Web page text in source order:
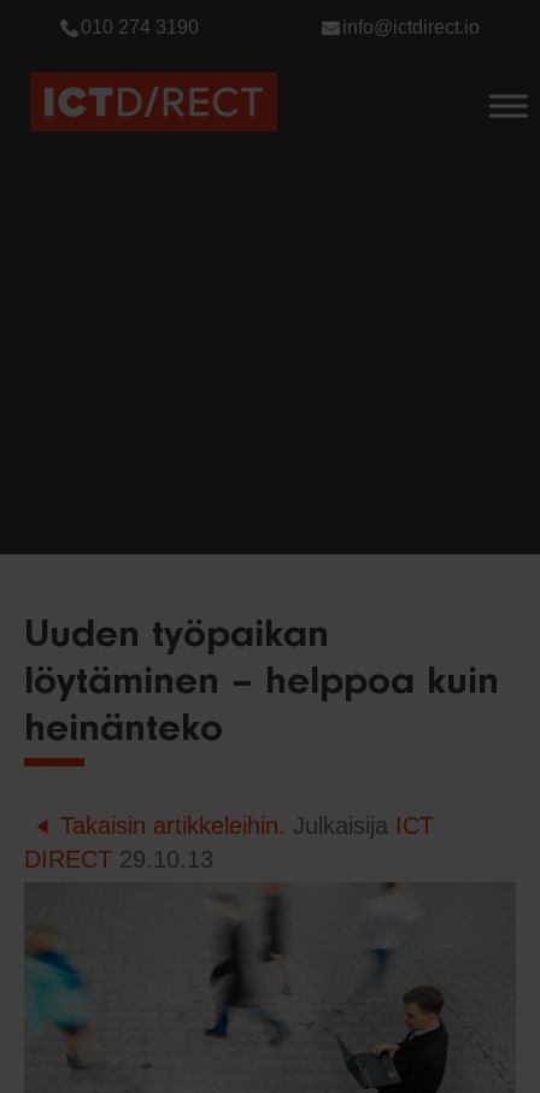
010 274 3190 info@ictdirect.io
Uuden työpaikan
löytäminen – helppoa kuin
heinänteko
Takaisin artikkeleihin. Julkaisija ICT
DIRECT 29.10.13